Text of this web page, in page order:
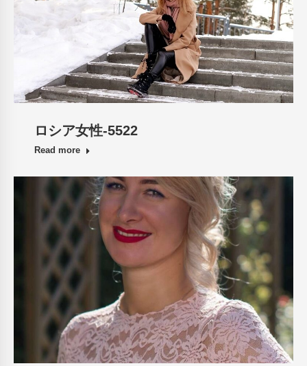
ロシア女性-5522
Read more